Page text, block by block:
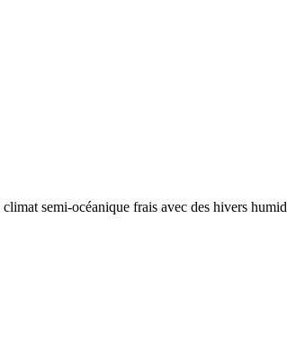
climat semi-océanique frais avec des hivers